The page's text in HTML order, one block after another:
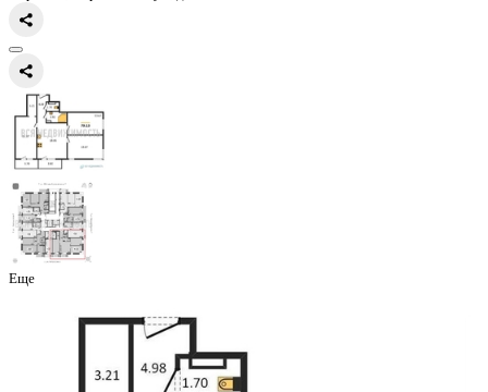
3-комнатная квартира, 79.13
10/19 этаж
Воронеж, Ворошилова ул., д. 63/2